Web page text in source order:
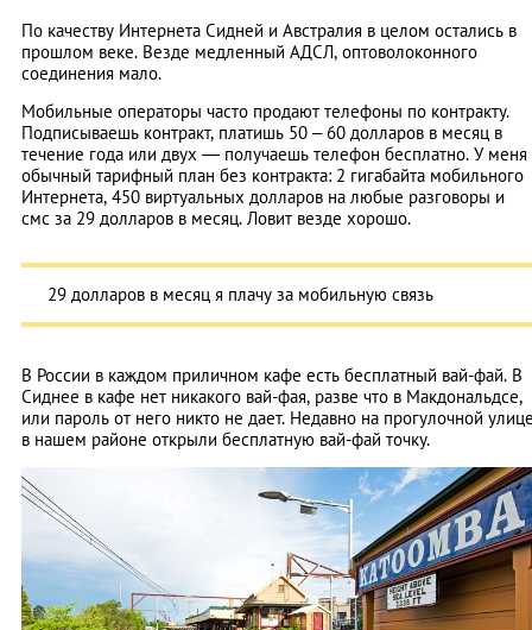
По качеству Интернета Сидней и Австралия в целом остались в
прошлом веке. Везде медленный АДСЛ, оптоволоконного
соединения мало.
Мобильные операторы часто продают телефоны по контракту.
Подписываешь контракт, платишь 50 – 60 долларов в месяц в
течение года или двух — получаешь телефон бесплатно. У меня
обычный тарифный план без контракта: 2 гигабайта мобильного
Интернета, 450 виртуальных долларов на любые разговоры и
смс за 29 долларов в месяц. Ловит везде хорошо.
29 долларов в месяц я плачу за мобильную связь
В России в каждом приличном кафе есть бесплатный вай-фай. В
Сиднее в кафе нет никакого вай-фая, разве что в Макдональдсе,
или пароль от него никто не дает. Недавно на прогулочной
в нашем районе открыли бесплатную вай-фай точку.